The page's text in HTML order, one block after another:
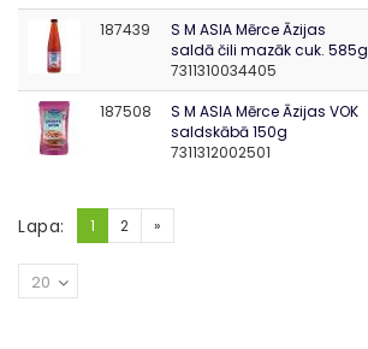
187439
S M ASIA Mērce Āzijas
saldā čili mazāk cuk. 585g
7311310034405
187508
S M ASIA Mērce Āzijas VOK
saldskābā 150g
7311312002501
Lapa: 1 2 »
20